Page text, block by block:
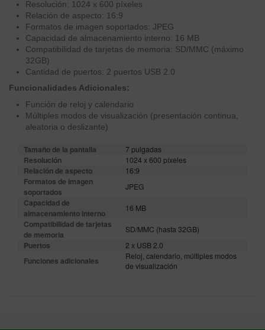
Resolución: 1024 x 600 píxeles
Relación de aspecto: 16:9
Formatos de imagen soportados: JPEG
Capacidad de almacenamiento interno: 16 MB
Compatibilidad de tarjetas de memoria: SD/MMC (máximo
32GB)
Cantidad de puertos: 2 puertos USB 2.0
Funcionalidades Adicionales:
Función de reloj y calendario
Múltiples modos de visualización (presentación continua,
aleatoria o deslizante)
Tamaño de la pantalla 7 pulgadas
Resolución 1024 x 600 píxeles
Relación de aspecto 16:9
Formatos de imagen
soportados
JPEG
Capacidad de
almacenamiento interno
16 MB
Compatibilidad de tarjetas
de memoria
SD/MMC (hasta 32GB)
Puertos 2 x USB 2.0
Funciones adicionales
Reloj, calendario, múltiples modos
de visualización